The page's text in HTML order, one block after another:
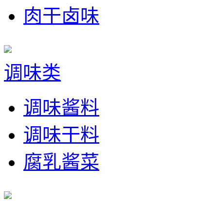
肉干卤味
调味类
调味酱料
调味干料
腐乳酱菜